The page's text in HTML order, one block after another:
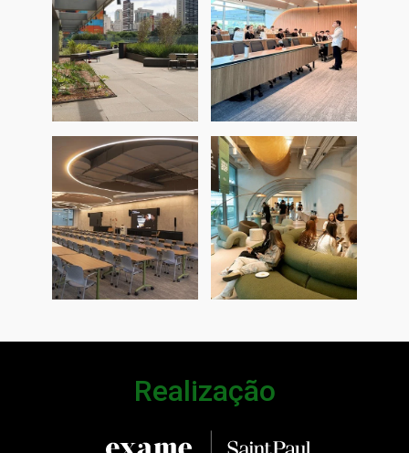
Realização